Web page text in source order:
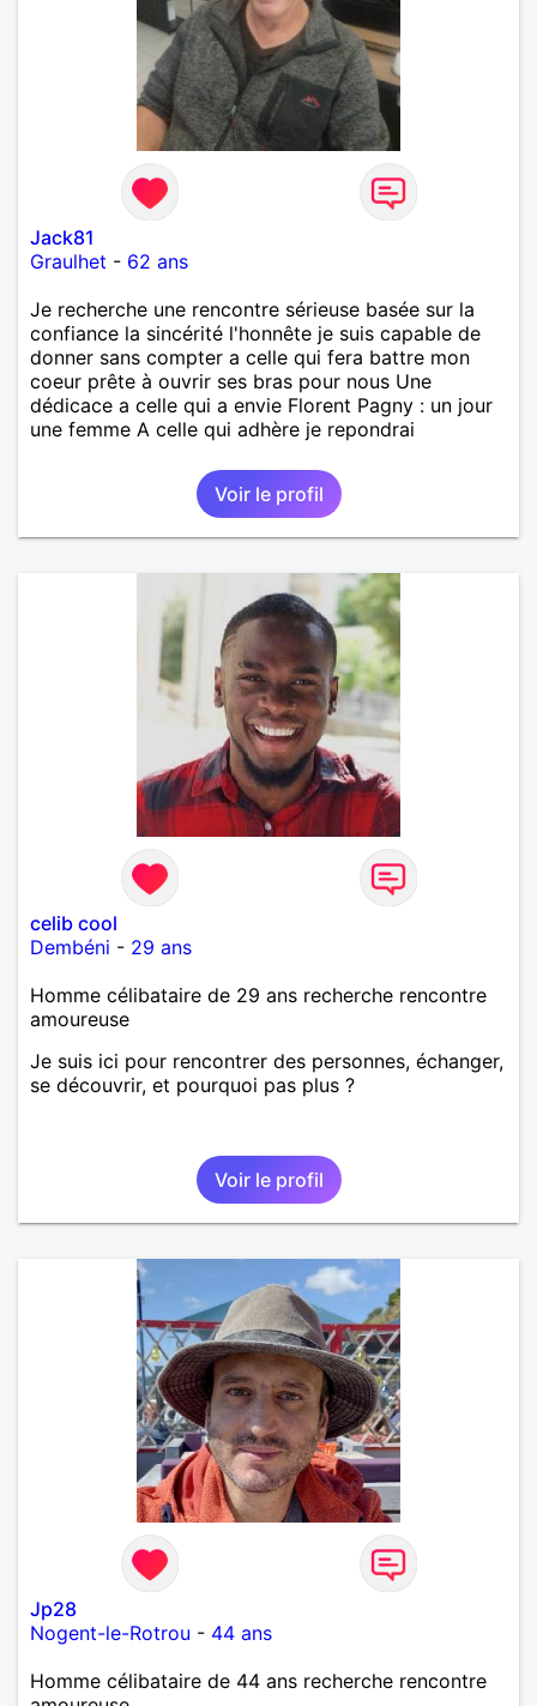
Jack81
Graulhet - 62 ans
Je recherche une rencontre sérieuse basée sur la
confiance la sincérité l'honnête je suis capable de
donner sans compter a celle qui fera battre mon
coeur prête à ouvrir ses bras pour nous Une
dédicace a celle qui a envie Florent Pagny : un jour
une femme A celle qui adhère je repondrai
Voir le profil
celib cool
Dembéni - 29 ans
Homme célibataire de 29 ans recherche rencontre
amoureuse
Je suis ici pour rencontrer des personnes, échanger,
se découvrir, et pourquoi pas plus ?
Voir le profil
Jp28
Nogent-le-Rotrou - 44 ans
Homme célibataire de 44 ans recherche rencontre